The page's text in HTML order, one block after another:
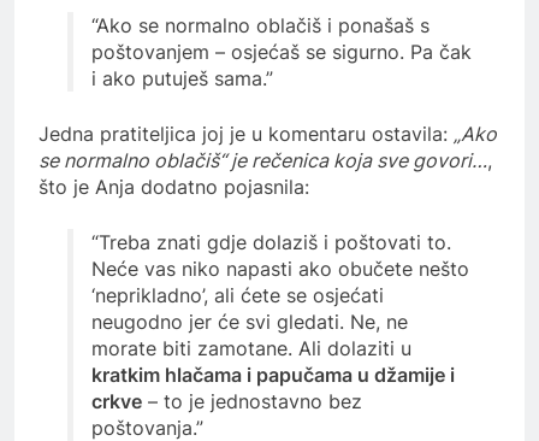
“Ako se normalno oblačiš i ponašaš s
poštovanjem – osjećaš se sigurno. Pa čak
i ako putuješ sama.”
Jedna pratiteljica joj je u komentaru ostavila: „Ako
se normalno oblačiš“ je rečenica koja sve govori…,
što je Anja dodatno pojasnila:
“Treba znati gdje dolaziš i poštovati to.
Neće vas niko napasti ako obučete nešto
‘neprikladno’, ali ćete se osjećati
neugodno jer će svi gledati. Ne, ne
morate biti zamotane. Ali dolaziti u
kratkim hlačama i papučama u džamije i
crkve – to je jednostavno bez
poštovanja.”